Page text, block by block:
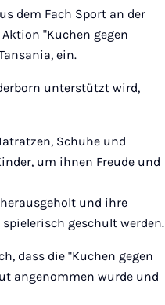
Mail
dem Fach Sport an der
"Kuchen gegen
ein.
unterstützt wird,
Schuhe und
um ihnen Freude und
und ihre
geschult werden.
dass die "Kuchen gegen
angenommen wurde und